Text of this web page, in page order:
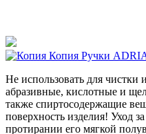
Не использовать для чистки
абразивные, кислотные и
также спиртосодержащие
поверхность изделия! Уход
протирании его мягкой